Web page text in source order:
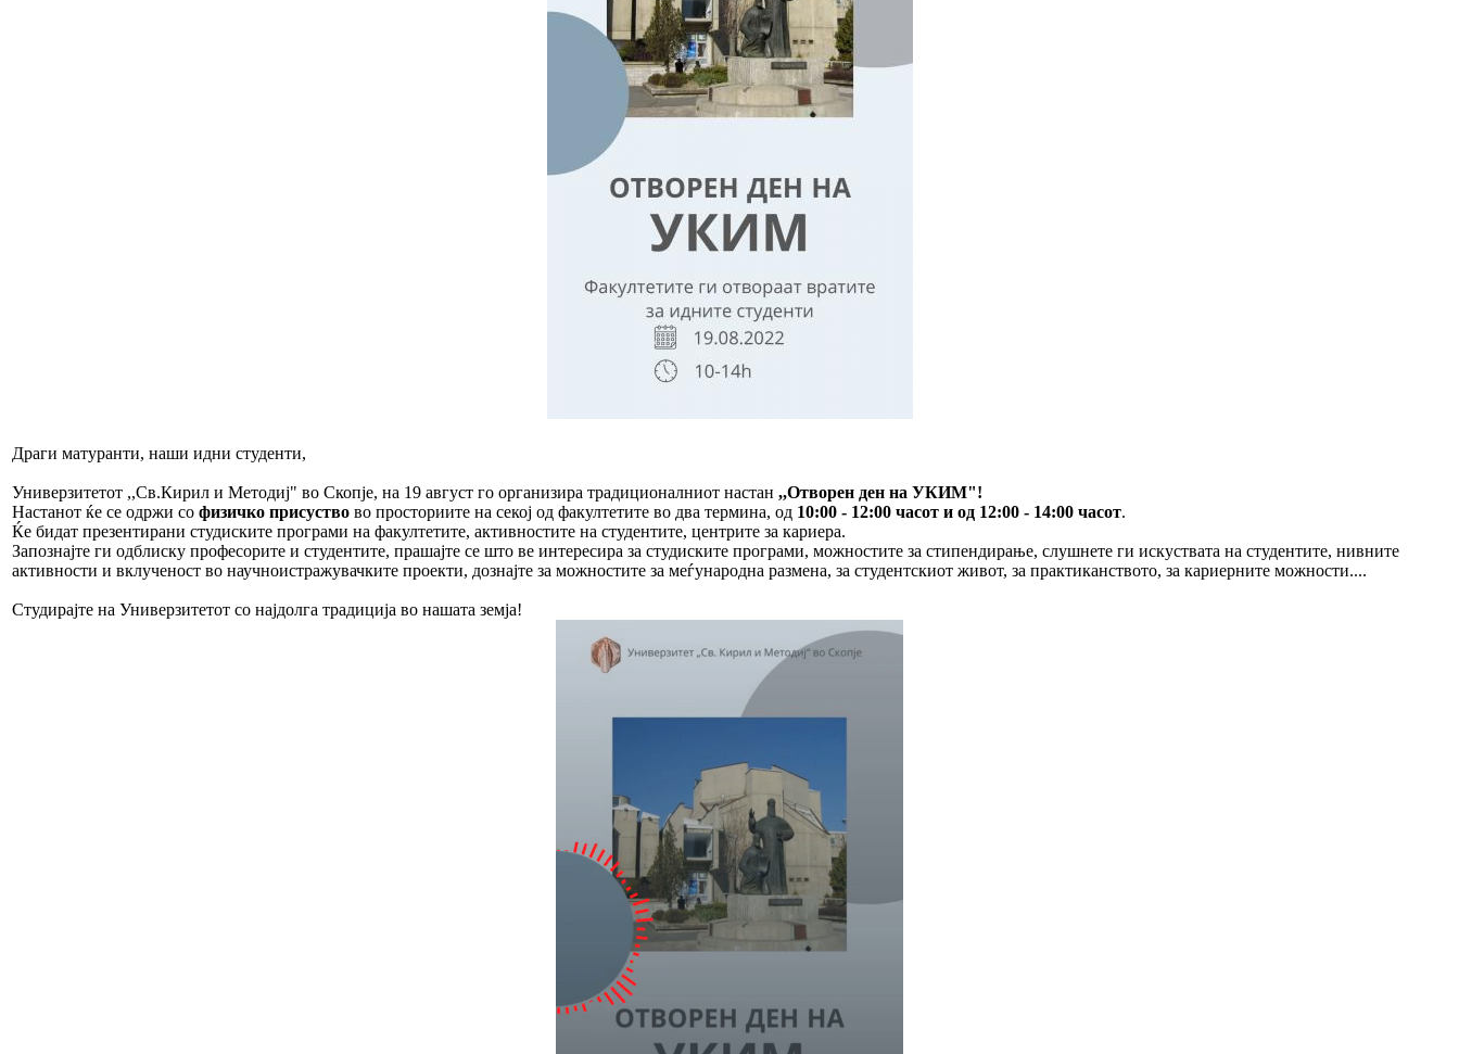
Драги матуранти, наши идни студенти,
Универзитетот ,,Св.Кирил и Методиј" во Скопје, на 19 август го организира традиционалниот настан ,,Отворен ден на УКИМ"!
Настанот ќе се одржи со физичко присуство во просториите на секој од факултетите во два термина, од 10:00 - 12:00 часот и од 12:00 - 14:00 часот.
Ќе бидат презентирани студиските програми на факултетите, активностите на студентите, центрите за кариера.
Запознајте ги одблиску професорите и студентите, прашајте се што ве интересира за студиските програми, можностите за стипендирање, слушнете ги искуствата на студентите, нивните
активности и вклученост во научноистражувачките проекти, дознајте за можностите за меѓународна размена, за студентскиот живот, за практиканството, за кариерните можности....
Студирајте на Универзитетот со најдолга традиција во нашата земја!